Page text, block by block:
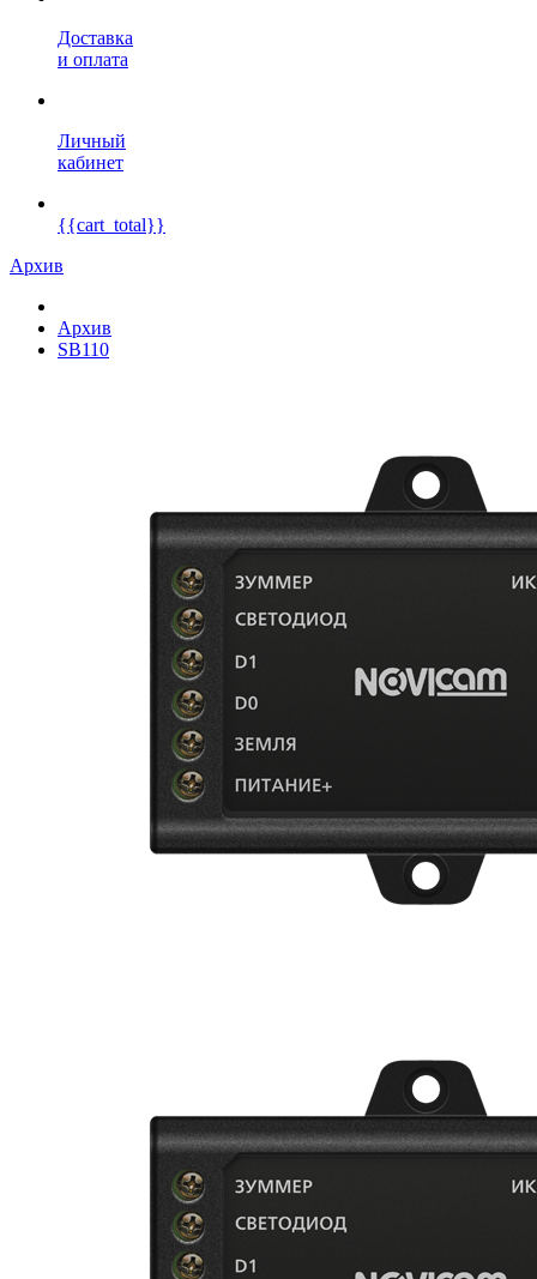
Доставка
и оплата
Личный
кабинет
{{cart_total}}
Архив
Архив
SB110